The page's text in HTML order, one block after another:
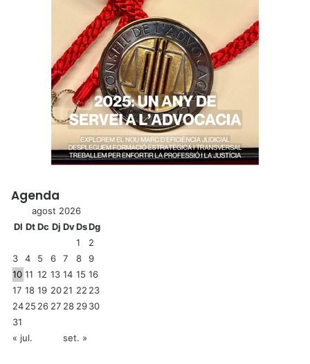
Agenda
agost 2026
Dl DtDc Dj DvDsDg
1
2
3
4 5 6 7 8
9
10 11 12 13 14 15 16
17 18 19 2021 22 23
2425 26 27 28 2930
31
« jul.
set. »